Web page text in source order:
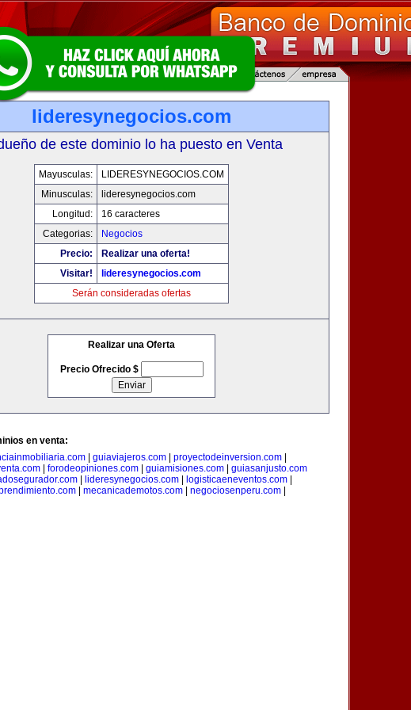
lideresynegocios.com
de este dominio lo ha puesto en Venta
Mayusculas:
LIDERESYNEGOCIOS.COM
Minusculas:
lideresynegocios.com
Longitud:
16 caracteres
Categorias:
Negocios
Precio:
Realizar una oferta!
Visitar!
lideresynegocios.com
Serán consideradas ofertas
Realizar una Oferta
Precio Ofrecido $
en venta:
guiaviajeros.com proyectodeinversion.com
forodeopiniones.com guiamisiones.com
guiasanjusto.com
lideresynegocios.com logisticaeneventos.com
mecanicademotos.com negociosenperu.com